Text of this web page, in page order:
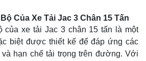
Của Xe Tải Jac 3 Chân 15 Tấn
của xe tải Jac 3 chân 15 tấn là một
biệt được thiết kế để đáp ứng các
hạn chế tải trọng trên đường. Với